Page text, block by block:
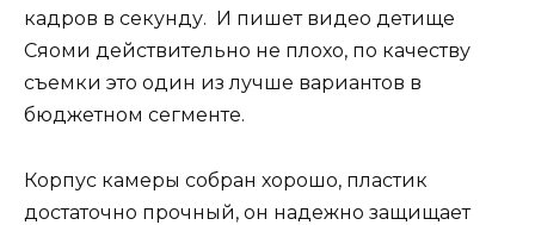
кадров в секунду. И пишет видео детище
Сяоми действительно не плохо, по качеству
съемки это один из лучше вариантов в
бюджетном сегменте.
Корпус камеры собран хорошо, пластик
достаточно прочный, он надежно защищает